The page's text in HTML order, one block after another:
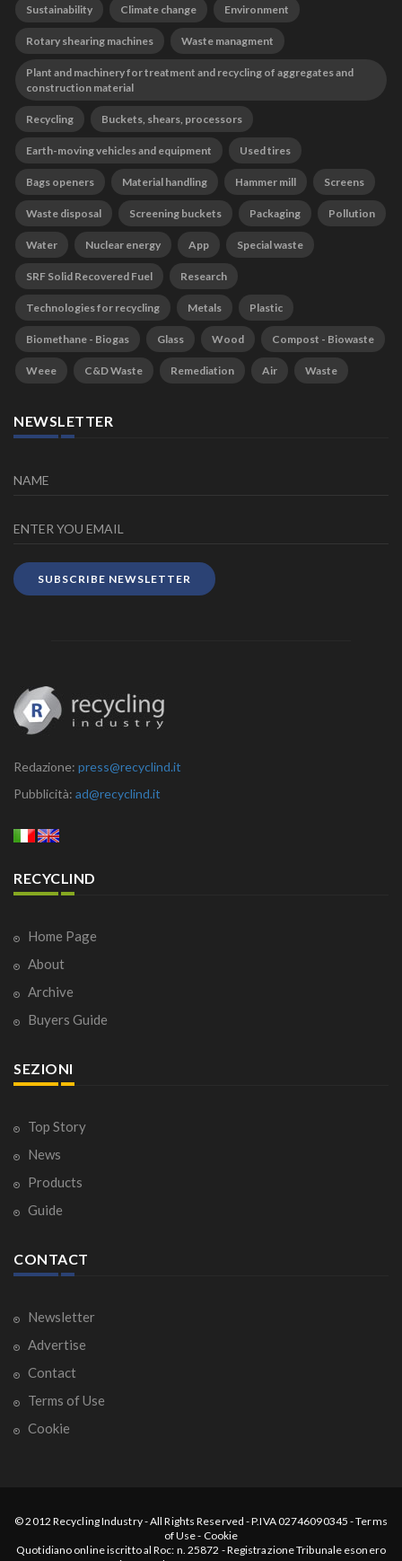
Sustainability Climate change Environment
Rotary shearing machines Waste managment
Plant and machinery for treatment and recycling of aggregates and
construction material
Recycling Buckets, shears, processors
Earth-moving vehicles and equipment Used tires
Bags openers Material handling Hammer mill Screens
Waste disposal Screening buckets Packaging Pollution
Water Nuclear energy App Special waste
SRF Solid Recovered Fuel Research
Technologies for recycling Metals Plastic
Biomethane - Biogas Glass Wood Compost - Biowaste
Weee C&D Waste Remediation Air Waste
NEWSLETTER
SUBSCRIBE NEWSLETTER
Redazione: press@recyclind.it
Pubblicità: ad@recyclind.it
RECYCLIND
Home Page
About
Archive
Buyers Guide
SEZIONI
Top Story
News
Products
Guide
CONTACT
Newsletter
Advertise
Contact
Terms of Use
Cookie
© 2012 Recycling Industry-All Rights Reserved - P.IVA 02746090345 -Terms
of Use- Cookie
Quotidiano online iscritto al Roc: n. 25872 - Registrazione Tribunale esonero